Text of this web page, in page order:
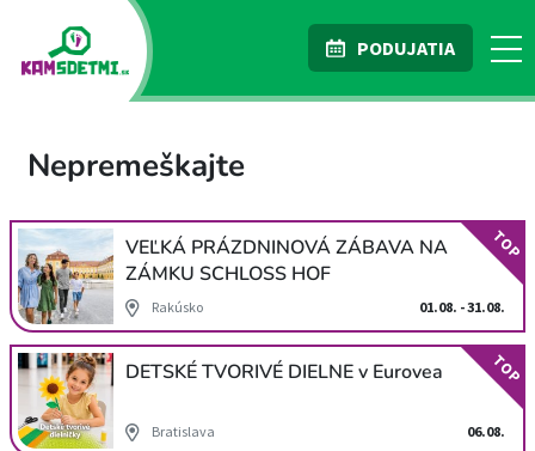
PODUJATIA
Nepremeškajte
VEĽKÁ PRÁZDNINOVÁ ZÁBAVA NA
ZÁMKU SCHLOSS HOF
Rakúsko 01.08. - 31.08.
TOP
DETSKÉ TVORIVÉ DIELNE v Eurovea
Bratislava 06.08.
TOP